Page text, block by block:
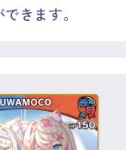
きます。